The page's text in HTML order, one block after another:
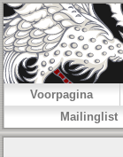
Voorpagina
Mailinglist